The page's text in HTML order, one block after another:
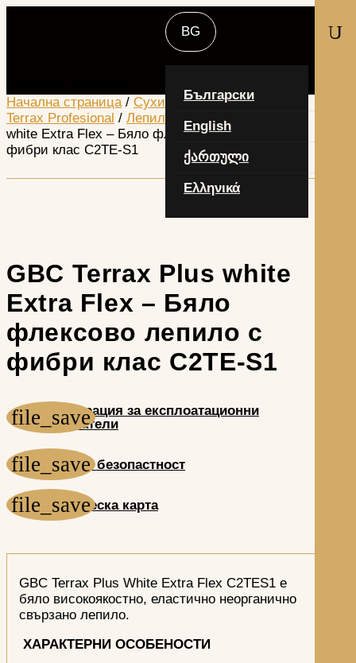
Български
English
ქართული
Ελληνικά
U
Начална страница/ Сухи строителни смеси
Terrax Profesional / Лепила
/ GBC Terrax Plus
white Extra Flex – Бяло флексово лепило с
фибри клас С2ТЕ-S1
GBC Terrax Plus white
Extra Flex – Бяло
флексово лепило с
фибри клас С2ТЕ-S1
Декларация за експлоатационни
показатели
Лист за безопастност
Техническа карта
GBC Terrax Plus White Extra Flex C2TES1 е
бяло високоякостно, еластично неорганично
свързано лепило.
ХАРАКТЕРНИ ОСОБЕНОСТИ